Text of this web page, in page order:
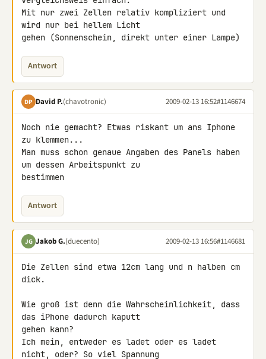
Mit nur zwei Zellen relativ kompliziert und
wird nur bei hellem Licht
gehen (Sonnenschein, direkt unter einer Lampe)
Antwort
DP David P.(chavotronic) 2009-02-13 16:52#1146674
Noch nie gemacht? Etwas riskant um ans Iphone
zu klemmen...
Man muss schon genaue Angaben des Panels haben
um dessen Arbeitspunkt zu
bestimmen
Antwort
JG Jakob G.(duecento) 2009-02-13 16:56#1146681
Die Zellen sind etwa 12cm lang und n halben cm
dick.
Wie groß ist denn die Wahrscheinlichkeit, dass
das iPhone dadurch kaputt
gehen kann?
Ich mein, entweder es ladet oder es ladet
nicht, oder? So viel Spannung